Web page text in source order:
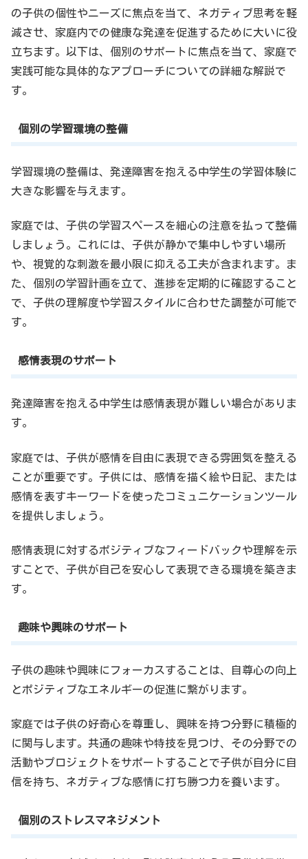
の子供の個性やニーズに焦点を当て、ネガティブ思考を軽
減させ、家庭内での健康な発達を促進するために大いに役
立ちます。以下は、個別のサポートに焦点を当て、家庭で
実践可能な具体的なアプローチについての詳細な解説で
す。
個別の学習環境の整備
学習環境の整備は、発達障害を抱える中学生の学習体験に
大きな影響を与えます。
家庭では、子供の学習スペースを細心の注意を払って整備
しましょう。これには、子供が静かで集中しやすい場所
や、視覚的な刺激を最小限に抑える工夫が含まれます。ま
た、個別の学習計画を立て、進捗を定期的に確認すること
で、子供の理解度や学習スタイルに合わせた調整が可能で
す。
感情表現のサポート
発達障害を抱える中学生は感情表現が難しい場合がありま
す。
家庭では、子供が感情を自由に表現できる雰囲気を整える
ことが重要です。子供には、感情を描く絵や日記、または
感情を表すキーワードを使ったコミュニケーションツール
を提供しましょう。
感情表現に対するポジティブなフィードバックや理解を示
すことで、子供が自己を安心して表現できる環境を築きま
す。
趣味や興味のサポート
子供の趣味や興味にフォーカスすることは、自尊心の向上
とポジティブなエネルギーの促進に繋がります。
家庭では子供の好奇心を尊重し、興味を持つ分野に積極的
に関与します。共通の趣味や特技を見つけ、その分野での
活動やプロジェクトをサポートすることで子供が自分に自
信を持ち、ネガティブな感情に打ち勝つ力を養います。
個別のストレスマネジメント